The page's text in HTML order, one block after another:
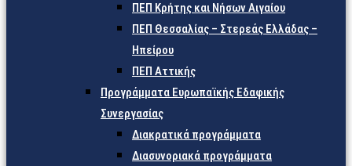
ΠΕΠ Κρήτης και Νήσων Αιγαίου
ΠΕΠ Θεσσαλίας – Στερεάς Ελλάδας –
Ηπείρου
ΠΕΠ Αττικής
Προγράμματα Ευρωπαϊκής Εδαφικής
Συνεργασίας
Διακρατικά προγράμματα
Διασυνοριακά προγράμματα